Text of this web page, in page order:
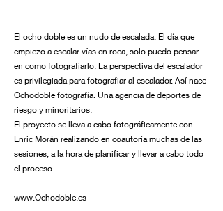
El ocho doble es un nudo de escalada. El día que
empiezo a escalar vías en roca, solo puedo pensar
en como fotografiarlo. La perspectiva del escalador
es privilegiada para fotografiar al escalador. Así nace
Ochodoble fotografía. Una agencia de deportes de
riesgo y minoritarios.
El proyecto se lleva a cabo fotográficamente con
Enric Morán realizando en coautoría muchas de las
sesiones, a la hora de planificar y llevar a cabo todo
el proceso.
www.Ochodoble.es